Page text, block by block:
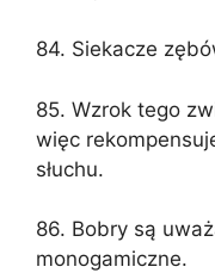
84. Siekacze
85. Wzrok tego
więc
słuchu.
86. Bobry są
monogamiczne.